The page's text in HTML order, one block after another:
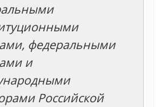
федеральными
и
Российской